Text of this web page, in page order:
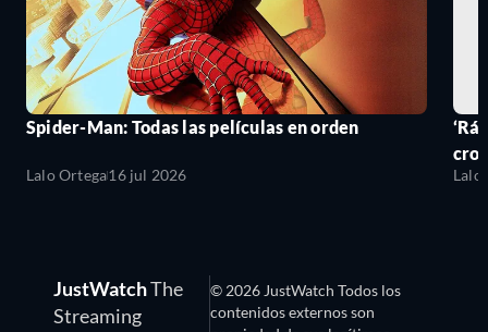
Spider-Man: Todas las películas en orden
Lalo Ortega16 jul 2026 Lalo
JustWatchThe
Streaming
© 2026 JustWatch Todos los
contenidos externos son